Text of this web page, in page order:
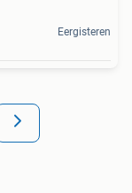
Eergisteren